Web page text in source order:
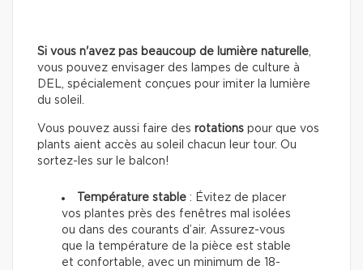
Si vous n'avez pas beaucoup de lumière naturelle
vous pouvez envisager des lampes de culture à
DEL, spécialement conçues pour imiter la lumière
du soleil.
Vous pouvez aussi faire des rotations pour que vos
plants aient accès au soleil chacun leur tour. Ou
sortez-les sur le balcon!
Température stable : Évitez de placer
vos plantes près des fenêtres mal isolées
ou dans des courants d’air. Assurez-vous
que la température de la pièce est stable
et confortable, avec un minimum de 18-